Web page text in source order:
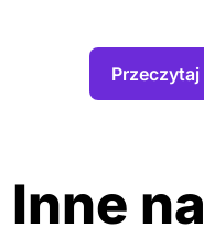
Inne